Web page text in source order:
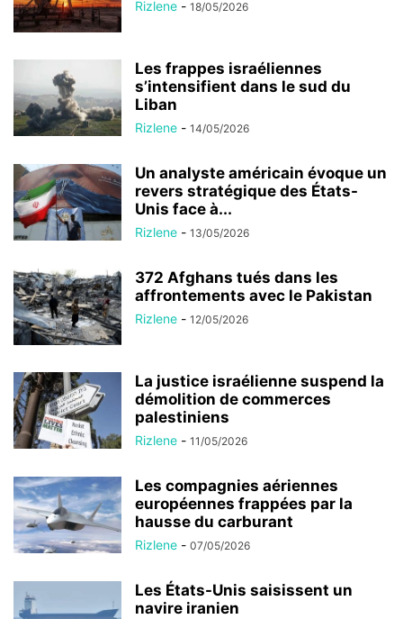
Rizlene - 18/05/2026
Les frappes israéliennes
s’intensifient dans le sud du
Liban
Rizlene - 14/05/2026
Un analyste américain évoque un
revers stratégique des États-
Unis face à...
Rizlene - 13/05/2026
372 Afghans tués dans les
affrontements avec le Pakistan
Rizlene - 12/05/2026
La justice israélienne suspend la
démolition de commerces
palestiniens
Rizlene - 11/05/2026
Les compagnies aériennes
européennes frappées par la
hausse du carburant
Rizlene - 07/05/2026
Les États-Unis saisissent un
navire iranien